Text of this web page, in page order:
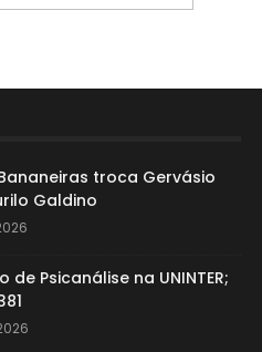
troca Gervásio
Galdino
de Psicanálise na UNINTER;